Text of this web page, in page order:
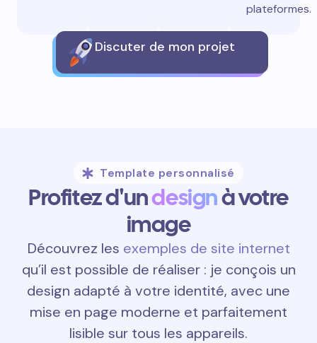
plateformes.
Discuter de mon projet
Template personnalisé
Profitez d'undesignà votre
image
Découvrez les exemples de site internet
qu’il est possible de réaliser : je conçois un
design adapté à votre identité, avec une
mise en page moderne et parfaitement
lisible sur tous les appareils.